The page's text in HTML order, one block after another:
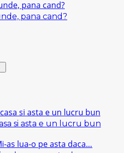
pana cand?
si asta e un lucru bun